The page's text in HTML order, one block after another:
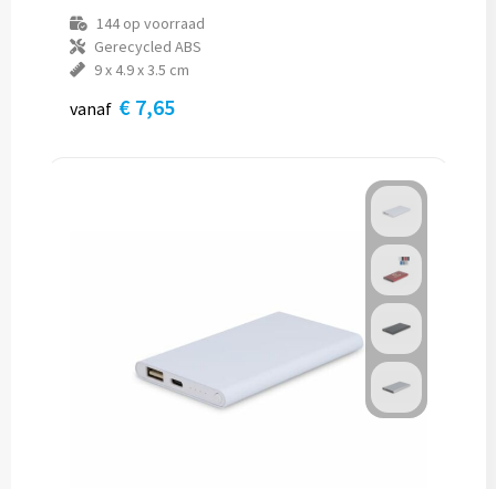
144op voorraad
Gerecycled ABS
9 x 4.9 x 3.5 cm
vanaf € 7,65